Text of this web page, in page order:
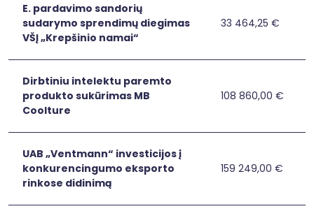
produktų/sprendimų
sukūrimas
DI
sprendimo
sukūrimas
E.
pardavimo
sandorių
sudarymo
sprendimų
diegimas
VŠĮ
„Krepšinio
namai“
E. pardavimo sandorių
sudarymo sprendimų diegimas
VŠĮ „Krepšinio namai“
E. pardavimo
33 464,25 €
Dirbtiniu
intelektu
paremto
sukūrimas
MB
Coolture
Dirbtiniu intelektu paremto
produkto sukūrimas MB
Coolture
Dirbtiniu
108 860,00 €
UAB
„Ventmann“
investicijos
UAB „Ventmann“ investicijos į
konkurencingumo eksporto
rinkose didinimą
UAB
159 249,00 €